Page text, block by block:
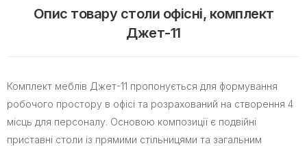
Опис товару столи офісні, комплект
Джет-11
Комплект меблів Джет-11 пропонується для формування
робочого простору в офісі та розрахований на створення 4
місць для персоналу. Основою композиції є подвійні
приставні столи із прямими стільницями та загальним